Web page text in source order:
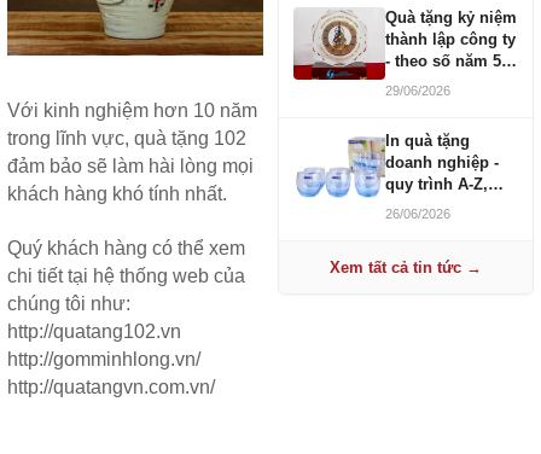
Với kinh nghiệm hơn 10 năm
trong lĩnh vực, quà tặng 102
đảm bảo sẽ làm hài lòng mọi
khách hàng khó tính nhất.
Quý khách hàng có thể xem
chi tiết tại hệ thống web của
chúng tôi như:
http://quatang102.vn
http://gomminhlong.vn/
http://quatangvn.com.vn/
Quà tặng kỷ niệm
thành lập công ty
- theo số năm 5,
10, 20, 30, 50
29/06/2026
In quà tặng
doanh nghiệp -
quy trình A-Z,
báo giá và thời
26/06/2026
Xem tất cả tin tức →